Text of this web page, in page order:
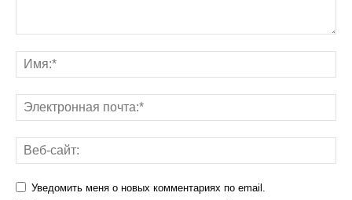
Уведомить меня о новых комментариях по email.